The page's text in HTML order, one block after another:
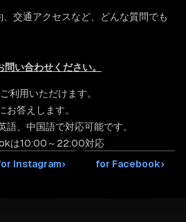
交通アクセスなど、どんな質問でも
い合わせください。
利用いただけます。
お答えします。
語、中国語で対応可能です。
は10:00～22:00対応
Instagram› for Facebook›